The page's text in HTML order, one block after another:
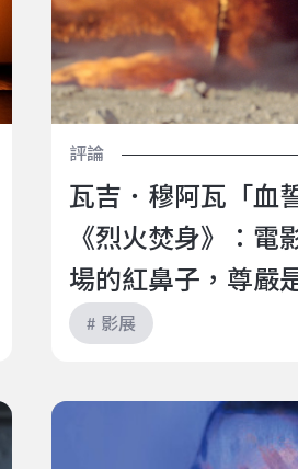
評論
瓦吉．穆阿瓦「血
《烈火焚身》：電
場的紅鼻子，尊嚴
# 影展
王世偉《我是風》對讀：庸．佛
光》──內在汪洋的極限探勘